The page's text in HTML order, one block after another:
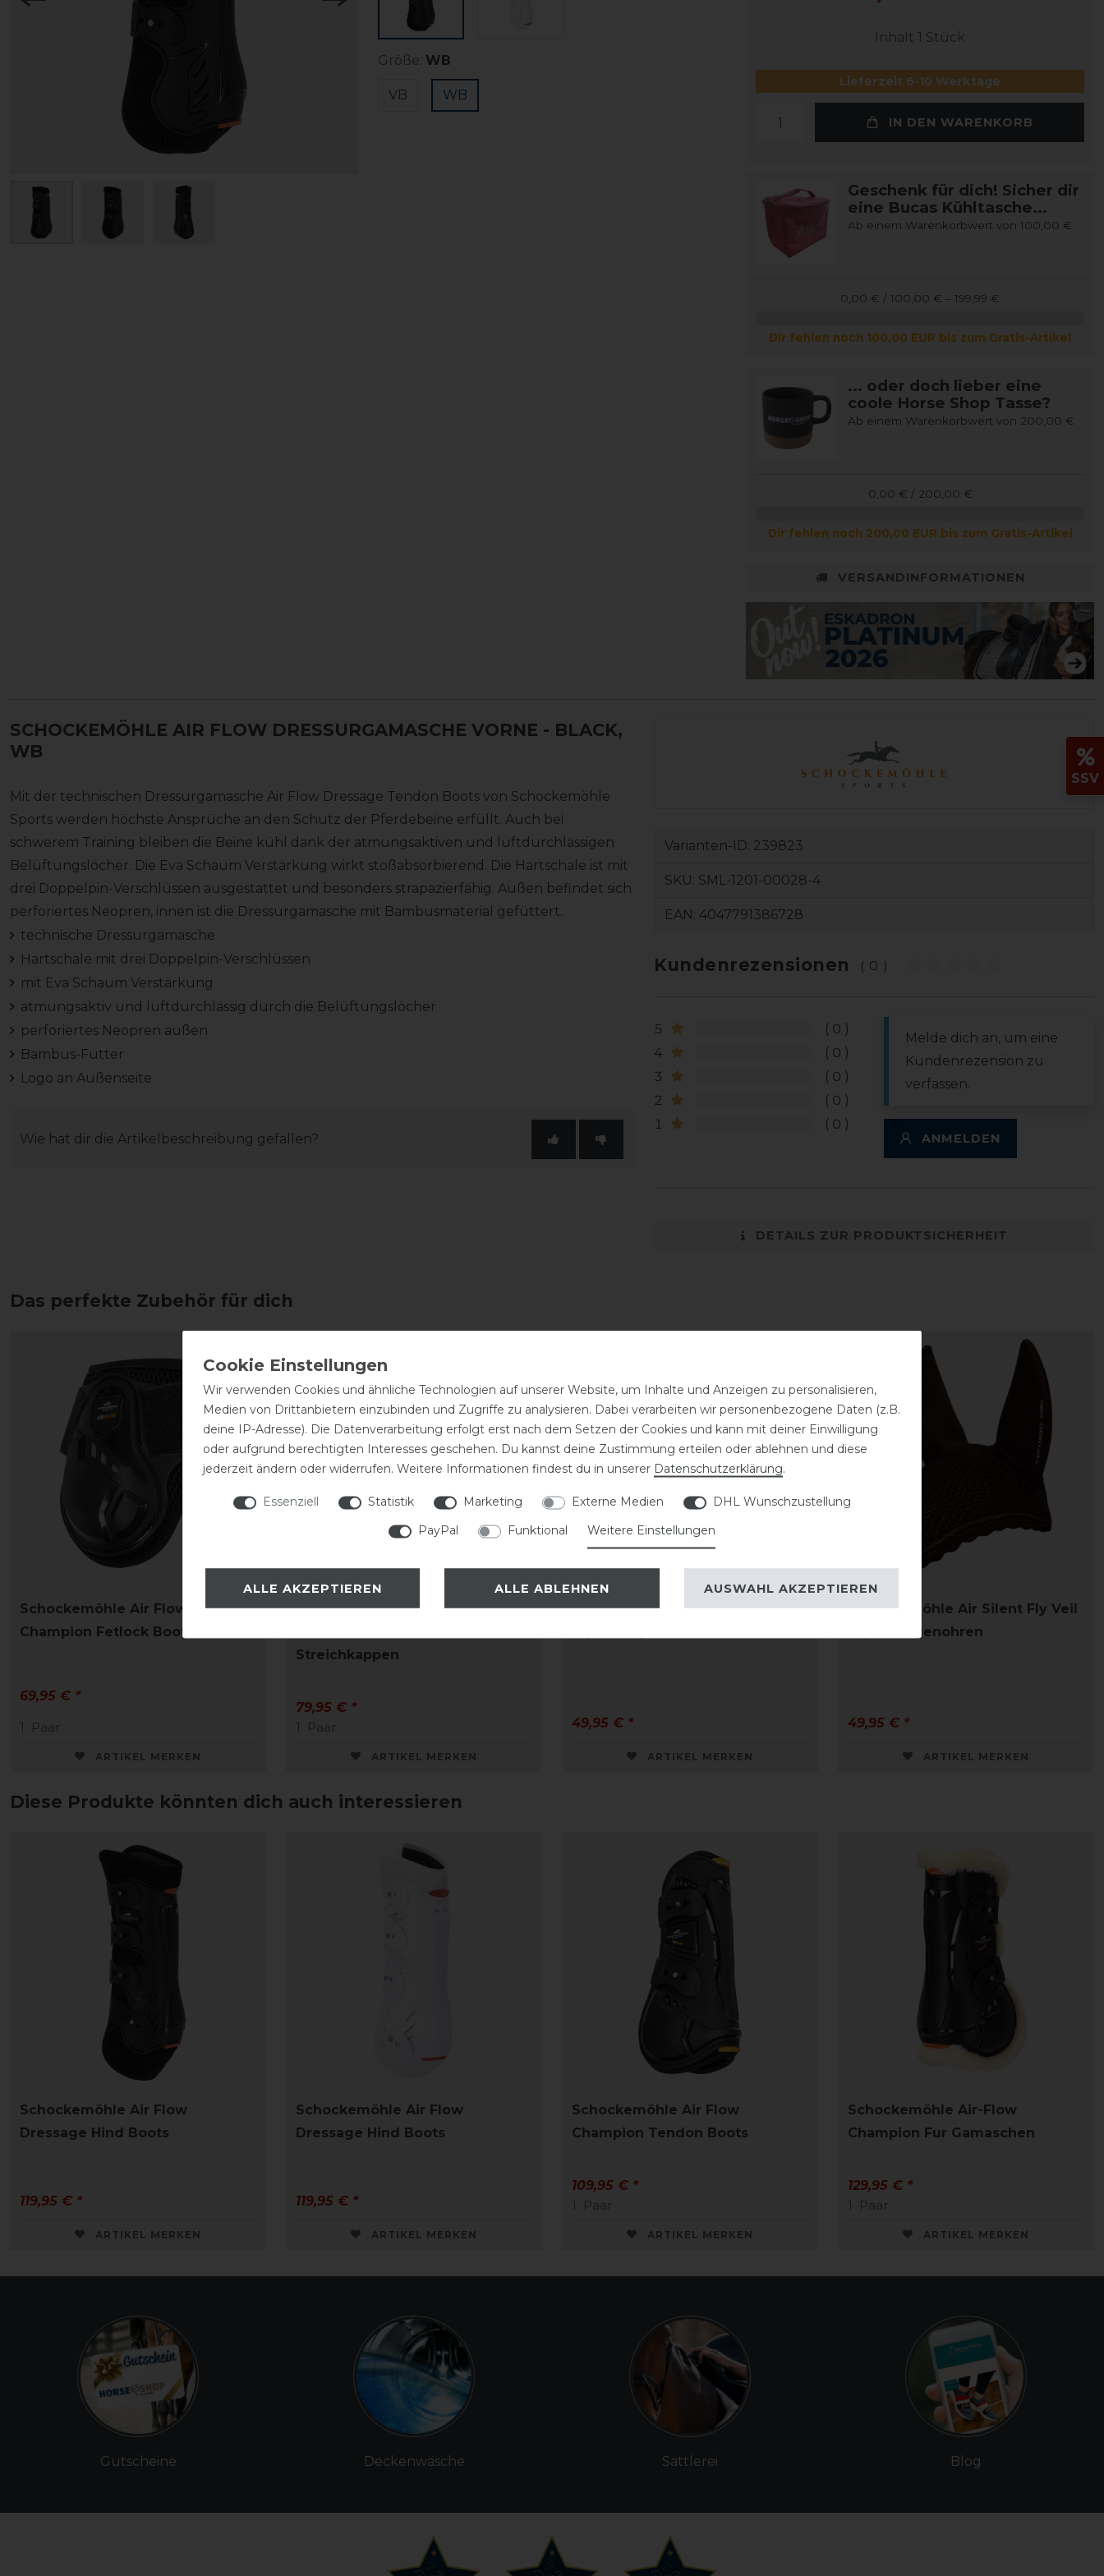
Größe: WB
VB WB
Inhalt 1 Stück
Lieferzeit 6-10 Werktage
IN DEN WARENKORB
Geschenk für dich! Sicher dir
eine Bucas Kühltasche...
Ab einem Warenkorbwert von 100,00 €
0,00 € / 100,00 € – 199,99 €
Dir fehlen noch 100,00 EUR bis zum Gratis-Artikel
... oder doch lieber eine
coole Horse Shop Tasse?
Ab einem Warenkorbwert von 200,00 €
0,00 € / 200,00 €
Dir fehlen noch 200,00 EUR bis zum Gratis-Artikel
VERSANDINFORMATIONEN
SCHOCKEMÖHLE AIR FLOW DRESSURGAMASCHE VORNE - BLACK,
WB
Mit der technischen Dressurgamasche Air Flow Dressage Tendon Boots von Schockemöhle
Sports werden höchste Ansprüche an den Schutz der Pferdebeine erfüllt. Auch bei
schwerem Training bleiben die Beine kühl dank der atmungsaktiven und luftdurchlässigen
Belüftungslöcher. Die Eva Schaum Verstärkung wirkt stoßabsorbierend. Die Hartschale ist mit
drei Doppelpin-Verschlüssen ausgestattet und besonders strapazierfähig. Außen befindet sich
perforiertes Neopren, innen ist die Dressurgamasche mit Bambusmaterial gefüttert.
technische Dressurgamasche
Hartschale mit drei Doppelpin-Verschlüssen
mit Eva Schaum Verstärkung
atmungsaktiv und luftdurchlässig durch die Belüftungslöcher
perforiertes Neopren außen
Bambus-Futter
Logo an Außenseite
Wie hat dir die Artikelbeschreibung gefallen?
Varianten-ID: 239823
SKU: SML-1201-00028-4
EAN: 4047791386728
Kundenrezensionen (0)
5
0
4
0
3
0
2
0
1
0
Melde dich an, um eine
Kundenrezension zu
verfassen.
ANMELDEN
DETAILS ZUR PRODUKTSICHERHEIT
Das perfekte Zubehör für dich
Schockemöhle Air Flow
Champion Fetlock Boots
69,95 € *
1
Paar
ARTIKEL MERKEN
Schockemöhle Air Flow
Streichkappen
79,95 € *
1
Paar
ARTIKEL MERKEN
Schockemöhle Air Silent Fly Veil
49,95 € *
ARTIKEL MERKEN
Schockemöhle Air Silent Fly Veil
Style Fliegenohren
49,95 € *
ARTIKEL MERKEN
Diese Produkte könnten dich auch interessieren
Schockemöhle Air Flow
Dressage Hind Boots
119,95 € *
ARTIKEL MERKEN
Schockemöhle Air Flow
Dressage Hind Boots
119,95 € *
ARTIKEL MERKEN
Schockemöhle Air Flow
Champion Tendon Boots
109,95 € *
1
Paar
ARTIKEL MERKEN
Schockemöhle Air-Flow
Champion Fur Gamaschen
129,95 € *
1
Paar
ARTIKEL MERKEN
Gutscheine Deckenwäsche Sattlerei Blog
SSV
Wir verwenden Cookies und ähnliche Technologien auf unserer Website, um Inhalte und Anzeigen zu personalisieren,
Medien von Drittanbietern einzubinden und Zugriffe zu analysieren. Dabei verarbeiten wir personenbezogene Daten (z.B.
deine IP-Adresse). Die Datenverarbeitung erfolgt erst nach dem Setzen der Cookies und kann mit deiner Einwilligung
oder aufgrund berechtigten Interesses geschehen. Du kannst deine Zustimmung erteilen oder ablehnen und diese
jederzeit ändern oder widerrufen. Weitere Informationen findest du in unserer Daten­schutz­erklärung.
Essenziell Statistik Marketing Externe Medien
DHL Wunschzustellung
PayPal
Funktional Weitere Einstellungen
ALLE AKZEPTIEREN ALLE ABLEHNEN AUSWAHL AKZEPTIEREN